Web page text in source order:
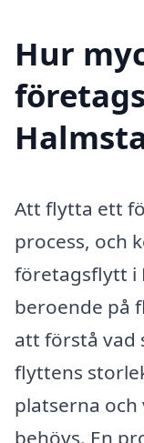
Hur
Att flytta ett
process, och
företagsflytt i
beroende på
att förstå vad
flyttens
platserna
behövs. En